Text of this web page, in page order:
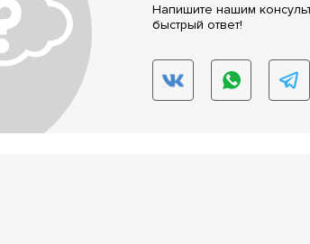
Напишите нашим
быстрый ответ!